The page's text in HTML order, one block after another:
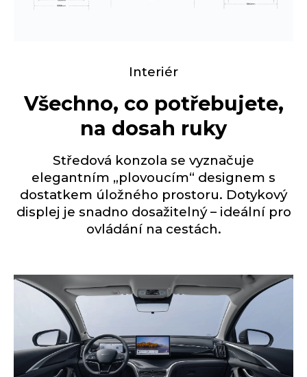
Interiér
Všechno, co potřebujete,
na dosah ruky
Středová konzola se vyznačuje
elegantním „plovoucím“ designem s
dostatkem úložného prostoru. Dotykový
displej je snadno dosažitelný – ideální pro
ovládání na cestách.